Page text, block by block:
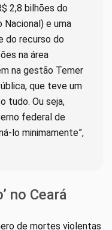
2,8 bilhões do
Nacional) e uma
do recurso do
na área
na gestão Temer
que teve um
tudo. Ou seja,
federal de
lo minimamente”,
no Ceará
de mortes violentas